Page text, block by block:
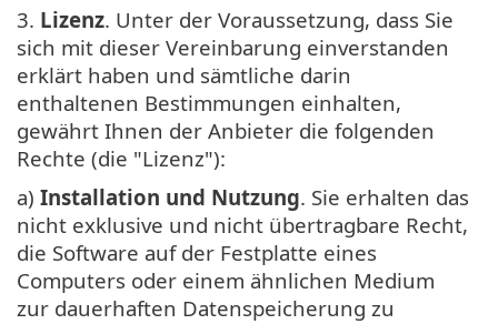
3. Lizenz. Unter der Voraussetzung, dass Sie
sich mit dieser Vereinbarung einverstanden
erklärt haben und sämtliche darin
enthaltenen Bestimmungen einhalten,
gewährt Ihnen der Anbieter die folgenden
Rechte (die "Lizenz"):
a) Installation und Nutzung. Sie erhalten das
nicht exklusive und nicht übertragbare Recht,
die Software auf der Festplatte eines
Computers oder einem ähnlichen Medium
zur dauerhaften Datenspeicherung zu